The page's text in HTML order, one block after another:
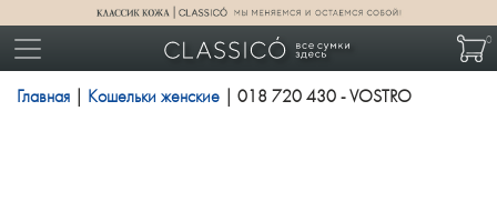
0
Главная Кошельки женские | 018 720 430 - VOSTRO